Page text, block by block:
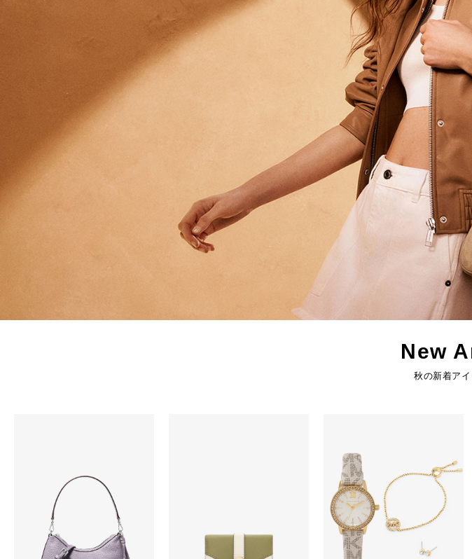
New
秋の新着ア